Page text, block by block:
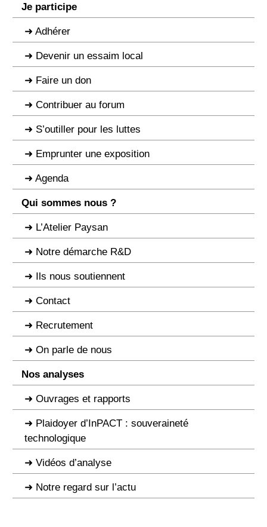
Je participe
Adhérer
Devenir un essaim local
Faire un don
Contribuer au forum
S’outiller pour les luttes
Emprunter une exposition
Agenda
Qui sommes nous ?
L’Atelier Paysan
Notre démarche R&D
Ils nous soutiennent
Contact
Recrutement
On parle de nous
Nos analyses
Ouvrages et rapports
Plaidoyer d’InPACT : souveraineté
technologique
Vidéos d’analyse
Notre regard sur l’actu